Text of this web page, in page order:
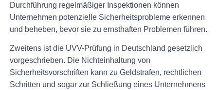
Durchführung regelmäßiger Inspektionen können
Unternehmen potenzielle Sicherheitsprobleme erkennen
und beheben, bevor sie zu ernsthaften Problemen führen.
Zweitens ist die UVV-Prüfung in Deutschland gesetzlich
vorgeschrieben. Die Nichteinhaltung von
Sicherheitsvorschriften kann zu Geldstrafen, rechtlichen
Schritten und sogar zur Schließung eines Unternehmens